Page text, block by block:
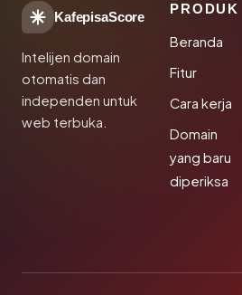
KafepisaScore
Intelijen domain
otomatis dan
independen untuk
web terbuka.
PRODUK
Beranda
Fitur
Cara kerja
Domain
yang baru
diperiksa